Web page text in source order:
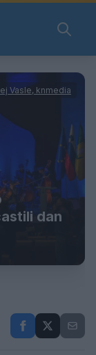
Vasle, knmedia
dan